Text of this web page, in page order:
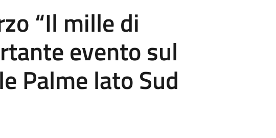
“Il mille di
evento sul
Palme lato Sud